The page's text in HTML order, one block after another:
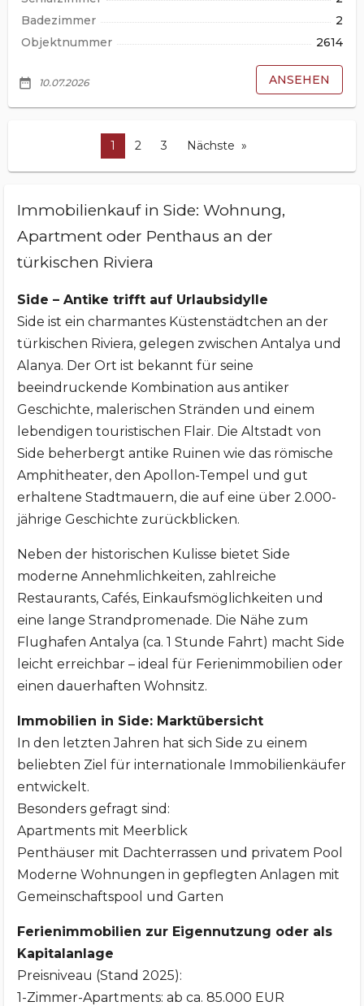
Badezimmer
2
Objektnummer
2614
date_range 10.07.2026 ANSEHEN
1 2 3 Nächste
Immobilienkauf in Side: Wohnung,
Apartment oder Penthaus an der
türkischen Riviera
Side – Antike trifft auf Urlaubsidylle
Side ist ein charmantes Küstenstädtchen an der
türkischen Riviera, gelegen zwischen Antalya und
Alanya. Der Ort ist bekannt für seine
beeindruckende Kombination aus antiker
Geschichte, malerischen Stränden und einem
lebendigen touristischen Flair. Die Altstadt von
Side beherbergt antike Ruinen wie das römische
Amphitheater, den Apollon-Tempel und gut
erhaltene Stadtmauern, die auf eine über 2.000-
jährige Geschichte zurückblicken.
Neben der historischen Kulisse bietet Side
moderne Annehmlichkeiten, zahlreiche
Restaurants, Cafés, Einkaufsmöglichkeiten und
eine lange Strandpromenade. Die Nähe zum
Flughafen Antalya (ca. 1 Stunde Fahrt) macht Side
leicht erreichbar – ideal für Ferienimmobilien oder
einen dauerhaften Wohnsitz.
Immobilien in Side: Marktübersicht
In den letzten Jahren hat sich Side zu einem
beliebten Ziel für internationale Immobilienkäufer
entwickelt.
Besonders gefragt sind:
Apartments mit Meerblick
Penthäuser mit Dachterrassen und privatem Pool
Moderne Wohnungen in gepflegten Anlagen mit
Gemeinschaftspool und Garten
Ferienimmobilien zur Eigennutzung oder als
Kapitalanlage
Preisniveau (Stand 2025):
1-Zimmer-Apartments: ab ca. 85.000 EUR